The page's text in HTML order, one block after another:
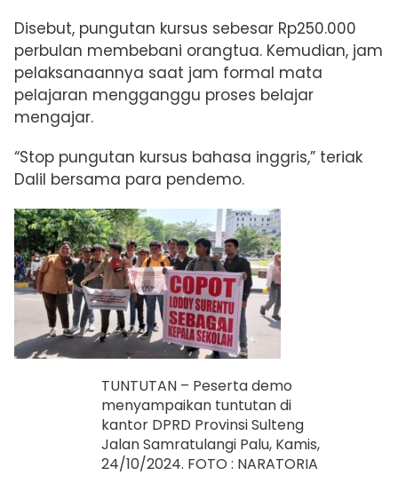
Disebut, pungutan kursus sebesar Rp250.000
perbulan membebani orangtua. Kemudian, jam
pelaksanaannya saat jam formal mata
pelajaran mengganggu proses belajar
mengajar.
“Stop pungutan kursus bahasa inggris,” teriak
Dalil bersama para pendemo.
TUNTUTAN – Peserta demo
menyampaikan tuntutan di
kantor DPRD Provinsi Sulteng
Jalan Samratulangi Palu, Kamis,
24/10/2024. FOTO : NARATORIA